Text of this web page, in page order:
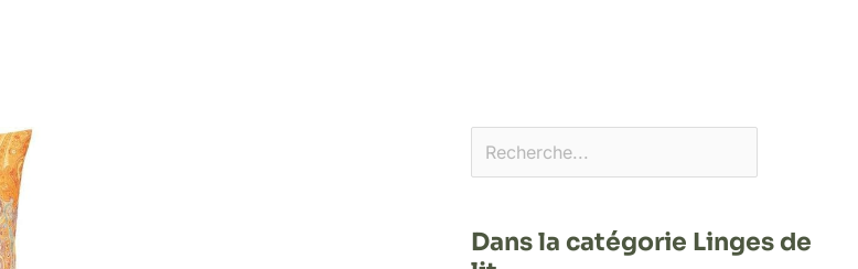
Dans la catégorie Linges de